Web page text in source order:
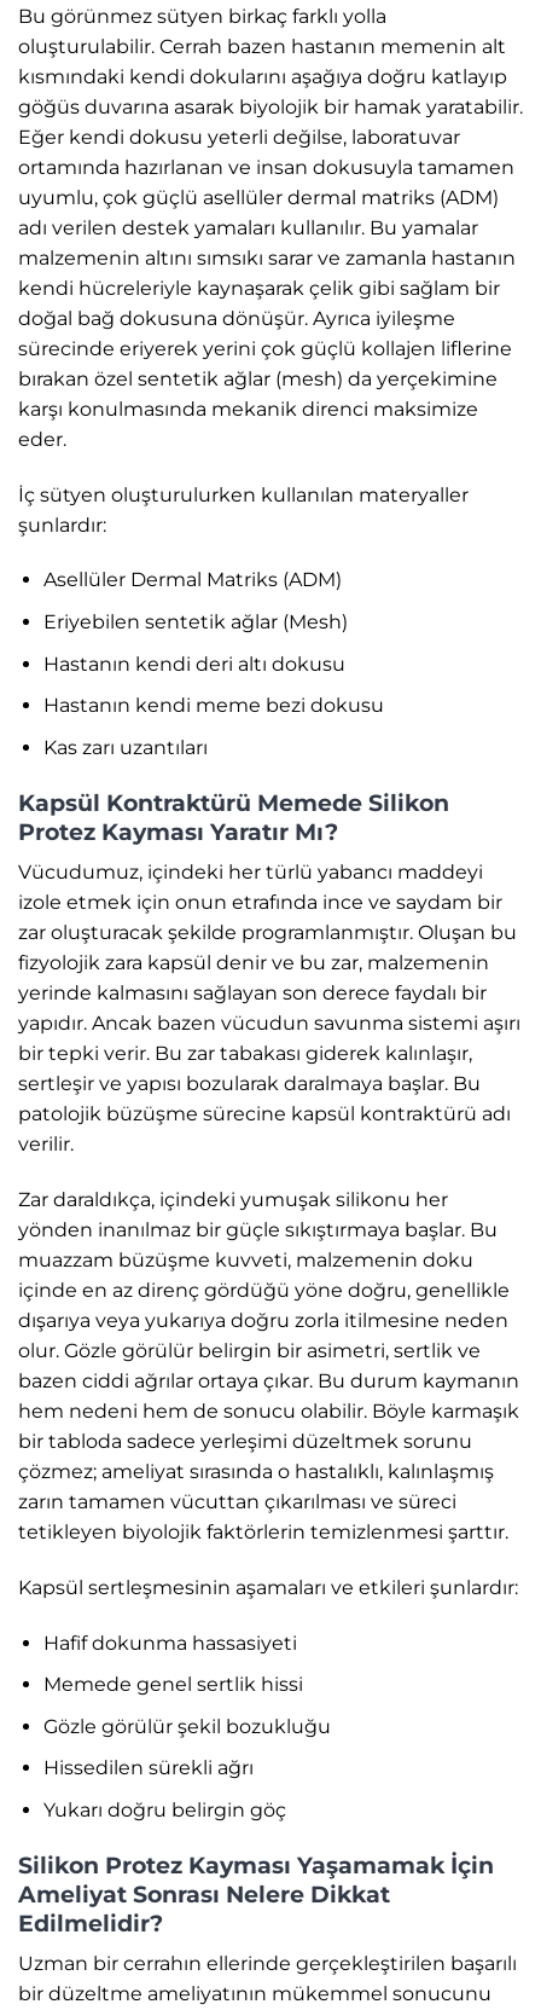
Bu görünmez sütyen birkaç farklı yolla
oluşturulabilir. Cerrah bazen hastanın memenin alt
kısmındaki kendi dokularını aşağıya doğru katlayıp
göğüs duvarına asarak biyolojik bir hamak yaratabilir.
Eğer kendi dokusu yeterli değilse, laboratuvar
ortamında hazırlanan ve insan dokusuyla tamamen
uyumlu, çok güçlü asellüler dermal matriks (ADM)
adı verilen destek yamaları kullanılır. Bu yamalar
malzemenin altını sımsıkı sarar ve zamanla hastanın
kendi hücreleriyle kaynaşarak çelik gibi sağlam bir
doğal bağ dokusuna dönüşür. Ayrıca iyileşme
sürecinde eriyerek yerini çok güçlü kollajen liflerine
bırakan özel sentetik ağlar (mesh) da yerçekimine
karşı konulmasında mekanik direnci maksimize
eder.
İç sütyen oluşturulurken kullanılan materyaller
şunlardır:
Asellüler Dermal Matriks (ADM)
Eriyebilen sentetik ağlar (Mesh)
Hastanın kendi deri altı dokusu
Hastanın kendi meme bezi dokusu
Kas zarı uzantıları
Kapsül Kontraktürü Memede Silikon
Protez Kayması Yaratır Mı?
Vücudumuz, içindeki her türlü yabancı maddeyi
izole etmek için onun etrafında ince ve saydam bir
zar oluşturacak şekilde programlanmıştır. Oluşan bu
fizyolojik zara kapsül denir ve bu zar, malzemenin
yerinde kalmasını sağlayan son derece faydalı bir
yapıdır. Ancak bazen vücudun savunma sistemi aşırı
bir tepki verir. Bu zar tabakası giderek kalınlaşır,
sertleşir ve yapısı bozularak daralmaya başlar. Bu
patolojik büzüşme sürecine kapsül kontraktürü adı
verilir.
Zar daraldıkça, içindeki yumuşak silikonu her
yönden inanılmaz bir güçle sıkıştırmaya başlar. Bu
muazzam büzüşme kuvveti, malzemenin doku
içinde en az direnç gördüğü yöne doğru, genellikle
dışarıya veya yukarıya doğru zorla itilmesine neden
olur. Gözle görülür belirgin bir asimetri, sertlik ve
bazen ciddi ağrılar ortaya çıkar. Bu durum kaymanın
hem nedeni hem de sonucu olabilir. Böyle karmaşık
bir tabloda sadece yerleşimi düzeltmek sorunu
çözmez; ameliyat sırasında o hastalıklı, kalınlaşmış
zarın tamamen vücuttan çıkarılması ve süreci
tetikleyen biyolojik faktörlerin temizlenmesi şarttır.
Kapsül sertleşmesinin aşamaları ve etkileri şunlardır:
Hafif dokunma hassasiyeti
Memede genel sertlik hissi
Gözle görülür şekil bozukluğu
Hissedilen sürekli ağrı
Yukarı doğru belirgin göç
Silikon Protez Kayması Yaşamamak İçin
Ameliyat Sonrası Nelere Dikkat
Edilmelidir?
Uzman bir cerrahın ellerinde gerçekleştirilen başarılı
bir düzeltme ameliyatının mükemmel sonucunu